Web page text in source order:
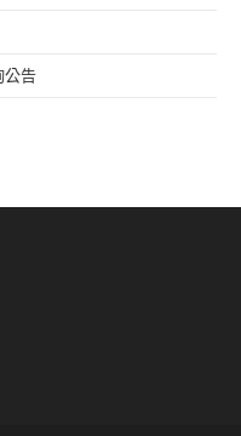
公告